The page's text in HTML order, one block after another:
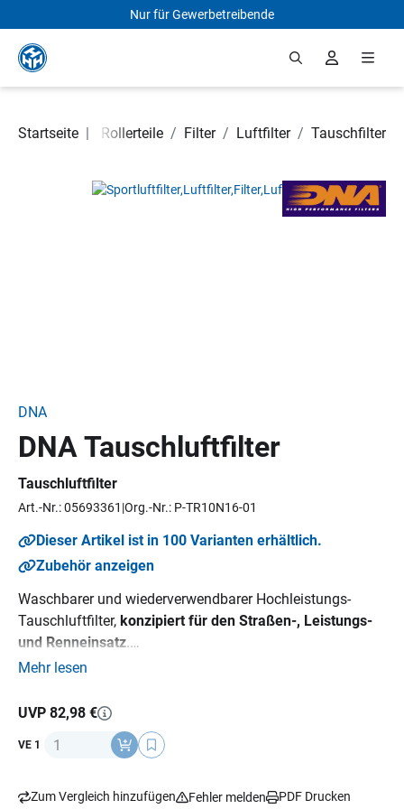
Zum Hauptinhalt springen
Nur für Gewerbetreibende
Startseite |
Motorrad- und Rollerteile / Filter / Luftfilter / Tauschfilter
Bildergalerie überspringen
DNA
DNA Tauschluftfilter
Tauschluftfilter
Art.-Nr.: 05693361 Org.-Nr.: P-TR10N16-01
Dieser Artikel ist in 100 Varianten erhältlich.
Zubehör anzeigen
Waschbarer und wiederverwendbarer Hochleistungs-
Tauschluftfilter, konzipiert für den Straßen-, Leistungs-
und Renneinsatz.
Durch die FCd (Full Contour design) Technology wird die
Filtermedium genutzt. Dadurch vergrößert sich der
Filterbereich zwischen 20-80 %, der Luftstrom wird erhöht
und die Leistung des Motors somit gesteigert. Mit dem
Benzinverbrauch reduziert.
Mehr lesen
UVP 82,98 €
VE 1 Anzahl
Zum Vergleich hinzufügen Fehler melden PDF Drucken